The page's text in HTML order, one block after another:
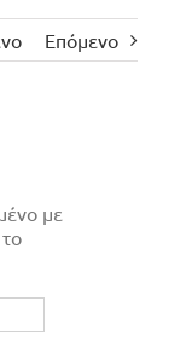
Επόμενο
με